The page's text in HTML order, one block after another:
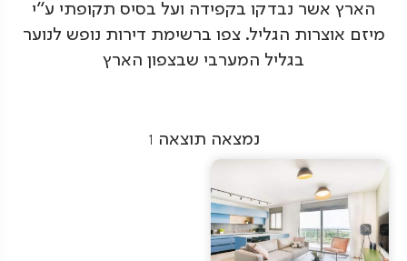
הארץ אשר נבדקו בקפידה ועל בסיס תקופתי ע"י
מיזם אוצרות הגליל. צפו ברשימת דירות נופש לנוער
בגליל המערבי שבצפון הארץ
נמצאה תוצאה 1